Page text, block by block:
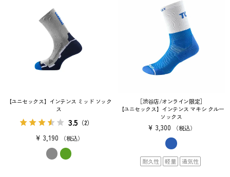
【ユニセックス】インテンス ミッド ソック
ス
3.5 （2）
¥ 3,190 税込
［渋谷店/オンライン限定］
【ユニセックス】インテンス マキシ クルー
ソックス
¥ 3,300 税込
耐久性 軽量 通気性